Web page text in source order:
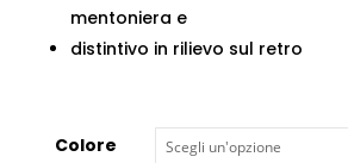
mentoniera e
distintivo in rilievo sul retro
Colore